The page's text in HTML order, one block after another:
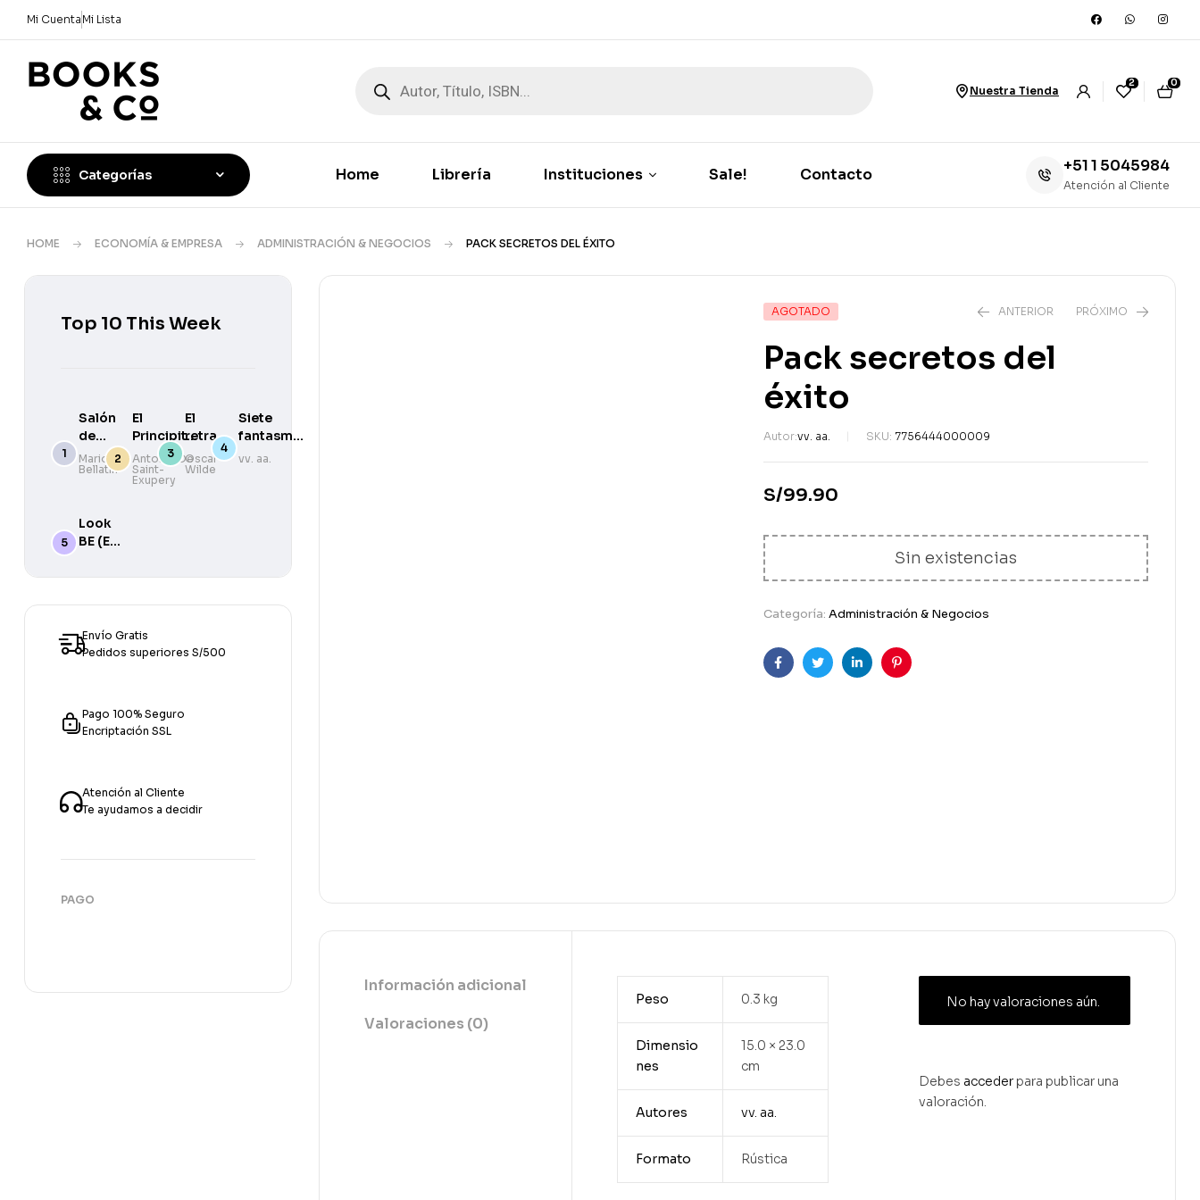
Mi Cuenta Mi Lista
Nuestra Tienda
2 0
Categorías Home Librería Instituciones Sale! Contacto +51 1 5045984
Atención al Cliente
HOME ECONOMÍA & EMPRESA ADMINISTRACIÓN & NEGOCIOS PACK SECRETOS DEL ÉXITO
AGOTADO ANTERIOR PRÓXIMO
Pack secretos del
éxito
Autor:vv. aa. SKU: 7756444000009
S/99.90
Sin existencias
Categoría: Administración & Negocios
FacebookGorjeoLinkedInPinterest
Información adicional
Valoraciones (0)
Peso 0.3 kg
Dimensio
nes
15.0 × 23.0
cm
Autores vv. aa.
Formato Rústica
No hay valoraciones aún.
Debes accederpara publicar una
valoración.
Top 10 This Week
Salón
de
belleza
Mario
Bellatin
El
Principito.
Un Libro
Carrusel
Antoine De
Saint-
Exupery
El
retrato
de
Dorian
Oscar
Wilde
Siete
fantasmas
y otras
vv. aa.
Look
BE (Ed.
Split
PAC
Online
Envío Gratis
Pedidos superiores S/500
Pago 100% Seguro
Encriptación SSL
Atención al Cliente
Te ayudamos a decidir
PAGO